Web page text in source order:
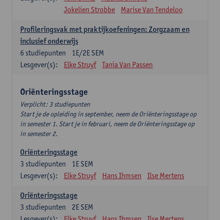
Jokelien Strobbe
Marise Van Tendeloo
Profileringsvak met praktijkoefeningen: Zorgzaam en
inclusief onderwijs
1E/2E SEM
6 studiepunten
Lesgever(s):
Elke Struyf Tania Van Passen
Oriënteringsstage
Verplicht: 3 studiepunten
Start je de opleiding in september, neem de Oriënteringsstage op
in semester 1. Start je in februari, neem de Oriënteringsstage op
in semester 2.
Oriënteringsstage
1E SEM
3 studiepunten
Lesgever(s):
Elke Struyf Hans Ihmsen Ilse Mertens
Oriënteringsstage
2E SEM
3 studiepunten